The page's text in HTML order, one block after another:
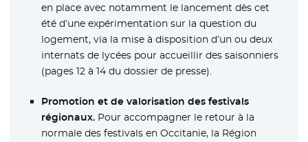
en place avec notamment le lancement dès cet
été d’une expérimentation sur la question du
logement, via la mise à disposition d’un ou deux
internats de lycées pour accueillir des saisonniers
(pages 12 à 14 du dossier de presse).
Promotion et de valorisation des festivals
régionaux.Pour accompagner le retour à la
normale des festivals en Occitanie, la Région